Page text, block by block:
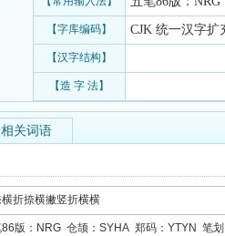
【字库编码】 CJK 统一汉字扩
【汉字结构】
【造 字 法】
相关词语
折捺横撇竖折横横
86版：NRG 仓颉：SYHA 郑码：YTYN 笔